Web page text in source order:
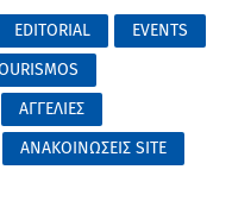
EDITORIAL
EVENTS
ΑΓΓΕΛΙΕΣ
ΑΝΑΚΟΙΝΩΣΕΙΣ SITE